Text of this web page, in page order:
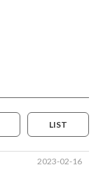
LIST
2023-02-16